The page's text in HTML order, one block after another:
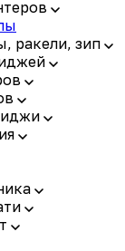
ракели, зип